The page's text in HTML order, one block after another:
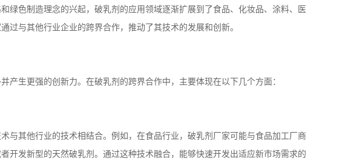
绿色制造理念的兴起，破乳剂的应用领域逐渐扩展到了食品、化妆品、涂料、医
过与其他行业企业的跨界合作，推动了其技术的发展和创新。
产生更强的创新力。在破乳剂的跨界合作中，主要体现在以下几个方面：
与其他行业的技术相结合。例如，在食品行业，破乳剂厂家可能与食品加工厂商
开发新型的天然破乳剂。通过这种技术融合，能够快速开发出适应新市场需求的